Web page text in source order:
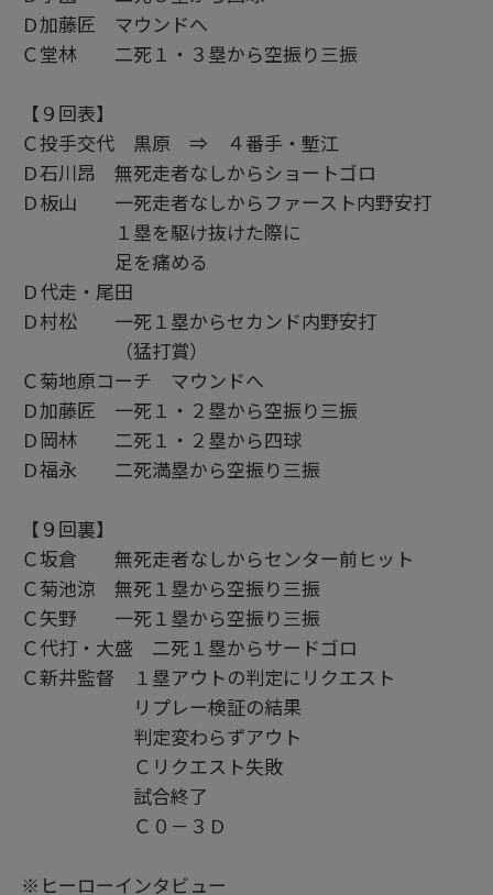
Ｄ加藤匠 マウンドへ
Ｃ堂林 二死１・３塁から空振り三振
【９回表】
Ｃ投手交代 黒原 ⇒ ４番手・塹江
Ｄ石川昂 無死走者なしからショートゴロ
Ｄ板山 一死走者なしからファースト内野安打
１塁を駆け抜けた際に
足を痛める
Ｄ代走・尾田
Ｄ村松 一死１塁からセカンド内野安打
（猛打賞）
Ｃ菊地原コーチ マウンドへ
Ｄ加藤匠 一死１・２塁から空振り三振
Ｄ岡林 二死１・２塁から四球
Ｄ福永 二死満塁から空振り三振
【９回裏】
Ｃ坂倉 無死走者なしからセンター前ヒット
Ｃ菊池涼 無死１塁から空振り三振
Ｃ矢野 一死１塁から空振り三振
Ｃ代打・大盛 二死１塁からサードゴロ
Ｃ新井監督 １塁アウトの判定にリクエスト
リプレー検証の結果
判定変わらずアウト
Ｃリクエスト失敗
試合終了
Ｃ０－３Ｄ
※ヒーローインタビュー